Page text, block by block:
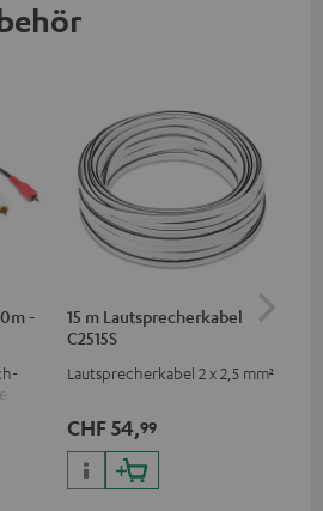
-
15 m Lautsprecherkabel
C2515S
Lautsprecherkabel 2 x 2,5 mm²
CHF 54,99